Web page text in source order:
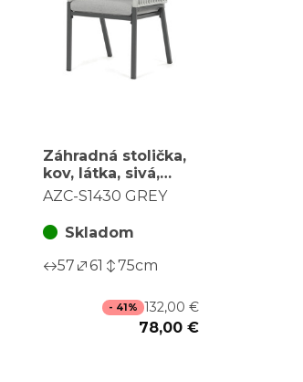
Záhradná stolička,
kov, látka, sivá,
AZC-S1430 GREY
AZC-S1430 GREY
Skladom
57
61 75cm
- 41% 132,00 €
78,00 €